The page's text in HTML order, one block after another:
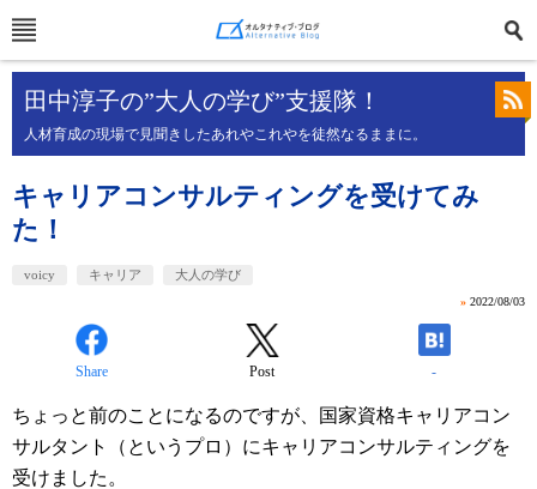
田中淳子の”大人の学び”支援隊！
人材育成の現場で見聞きしたあれやこれやを徒然なるままに。
キャリアコンサルティングを受けてみ
た！
voicy キャリア 大人の学び
» 2022/08/03
Share Post -
ちょっと前のことになるのですが、国家資格キャリアコン
サルタント（というプロ）にキャリアコンサルティングを
受けました。